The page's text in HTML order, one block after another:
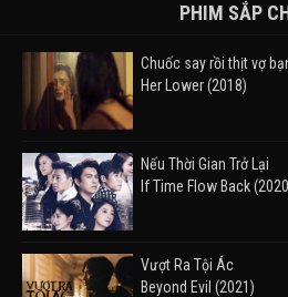
PHIM SẮP
Chuốc say rồi thịt vợ
Her Lower (2018)
Nếu Thời Gian Trở Lại
If Time Flow Back
Vượt Ra Tội Ác
Beyond Evil (2021)